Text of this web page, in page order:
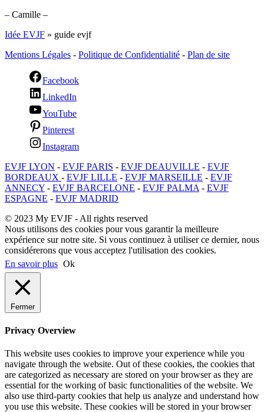
– Camille –
Idée EVJF » guide evjf
Mentions Légales - Politique de Confidentialité - Plan de site
Facebook
LinkedIn
YouTube
Pinterest
Instagram
EVJF LYON - EVJF PARIS - EVJF DEAUVILLE - EVJF
BORDEAUX - EVJF LILLE - EVJF MARSEILLE - EVJF
ANNECY - EVJF BARCELONE - EVJF PALMA - EVJF
ESPAGNE - EVJF MADRID
© 2023 My EVJF - All rights reserved
Nous utilisons des cookies pour vous garantir la meilleure
expérience sur notre site. Si vous continuez à utiliser ce dernier, nous
considérerons que vous acceptez l'utilisation des cookies.
En savoir plus Ok
Fermer
Privacy Overview
This website uses cookies to improve your experience while you
navigate through the website. Out of these cookies, the cookies that
are categorized as necessary are stored on your browser as they are
essential for the working of basic functionalities of the website. We
also use third-party cookies that help us analyze and understand how
you use this website. These cookies will be stored in your browser